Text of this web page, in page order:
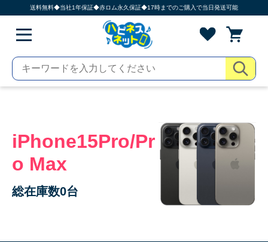
送料無料◆当社1年保証◆赤ロム永久保証◆17時までのご購入で当日発送可能
iPhone15Pro/Pr
o Max
総在庫数0台